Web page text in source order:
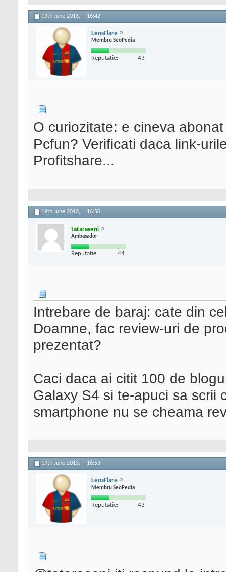
19th June 2013, 16:42
LensFlare
Membru SeoPedia
Reputatie: 43
O curiozitate: e cineva
Pcfun? Verificati daca link-
Profitshare...
19th June 2013, 16:50
tataraseni
Ambasador
Reputatie: 44
Intrebare de baraj: cate din
Doamne, fac review-uri de
prezentat?
Caci daca ai citit 100 de
Galaxy S4 si te-apuci sa scrii
smartphone nu se cheama
19th June 2013, 16:53
LensFlare
Membru SeoPedia
Reputatie: 43